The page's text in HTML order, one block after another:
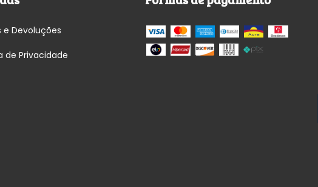
e Devoluções
de Privacidade